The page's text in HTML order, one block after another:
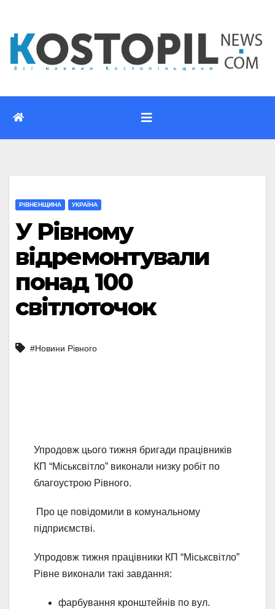
вмісту
РІВНЕНЩИНА УКРАЇНА
У Рівному
відремонтували
понад 100
світлоточок
#Новини Рівного
Упродовж цього тижня бригади працівників
КП “Міськсвітло” виконали низку робіт по
благоустрою Рівного.
Про це повідомили в комунальному
підприємстві.
Упродовж тижня працівники КП “Міськсвітло”
Рівне виконали такі завдання:
фарбування кронштейнів по вул.